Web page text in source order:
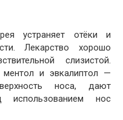
устраняет отёки и
Лекарство хорошо
слизистой.
и эвкалиптол —
носа, дают
нос